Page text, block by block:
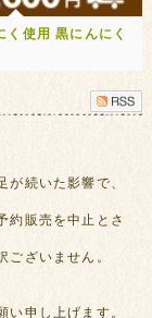
く使用 黒にんにく
続いた影響で、
約販売を中止とさ
ざいません。
い申し上げます。